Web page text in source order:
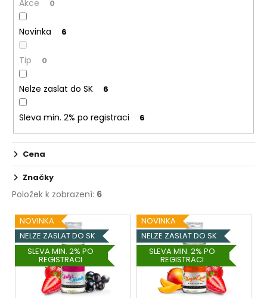
u
k
ů
Akce 0
Novinka 6
Tip 0
Nelze zaslat do SK 6
Sleva min. 2% po registraci 6
Cena
Značky
Položek k zobrazení: 6
V
ý
p
i
NOVINKA
NELZE ZASLAT DO SK
SLEVA MIN. 2% PO
REGISTRACI
NOVINKA
NELZE ZASLAT DO SK
SLEVA MIN. 2% PO
REGISTRACI
o
u
m
ELF
BAR
600
-
20MG
-
CHERRY
(TŘEŠEŇ)
145
Kč